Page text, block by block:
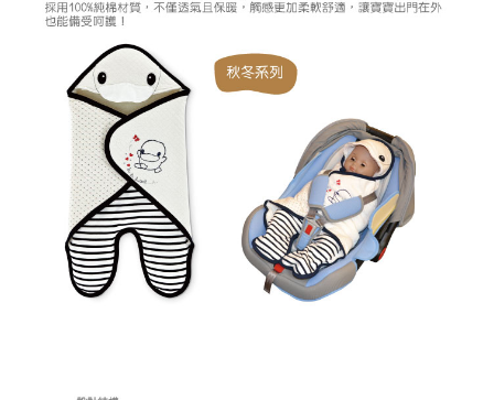
３．收到繳費通知簡訊後14天內，點擊此簡訊中的連結，可透過四大超商／
※ 請注意：結帳手續完成當下不需立刻繳費，但若您需要取消訂單，請聯絡
購買商品的店家。未經商家同意取消之訂單仍視為有效，需透過AFTEE先享
後付繳納相關費用。
※ 交易是否成功請以「AFTEE先享後付 」之結帳頁面顯示為準，若有關於
是否繳費成功／繳費後需取消欲退款等相關疑問，請聯繫「AFTEE先享後付
客戶支援中心」
https://netprotections.freshdesk.com/support/home
【注意事項】
１．透過由恩沛科技股份有限公司提供之「AFTEE先享後付」服務完成之交
易，需依本服務之必要範圍內提供個人資料，並將交易相關給付款項請求債
權轉讓予恩沛科技股份有限公司。
２．關於個人資料處理事宜，請瀏覽以下網址：
https://aftee.tw/terms/#terms3
每筆NT$150，滿NT$1,299(含以上)免運費